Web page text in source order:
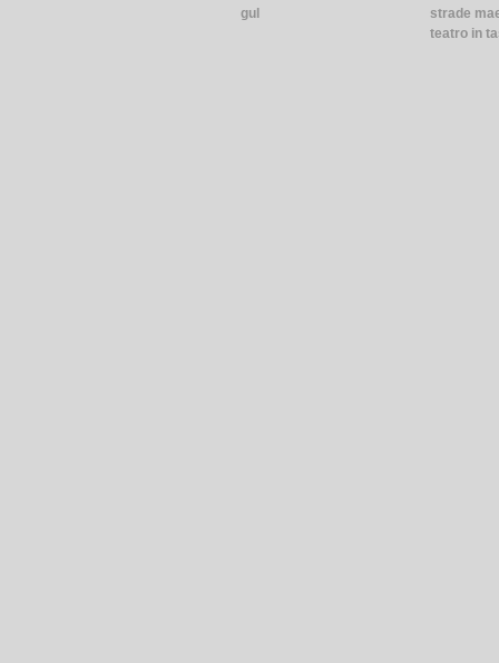
gul
strade
teatro in